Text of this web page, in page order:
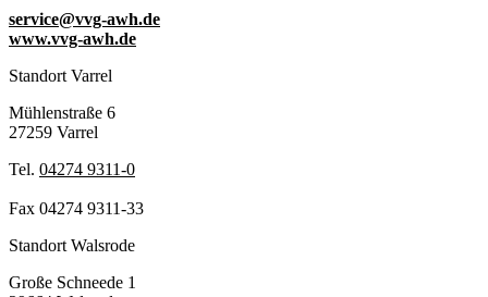
service@vvg-awh.de
www.vvg-awh.de
Standort Varrel
Mühlenstraße 6
27259 Varrel
Tel. 04274 9311-0
Fax 04274 9311-33
Standort Walsrode
Große Schneede 1